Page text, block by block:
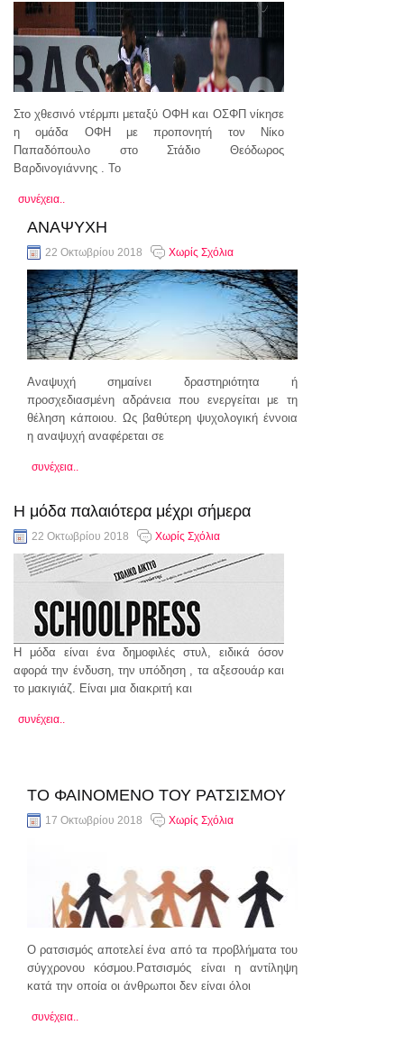
Στο χθεσινό ντέρμπι μεταξύ ΟΦΗ και ΟΣΦΠ νίκησε
η ομάδα ΟΦΗ με προπονητή τον Νίκο
Παπαδόπουλο στο Στάδιο Θεόδωρος
Βαρδινογιάννης . Το
συνέχεια..
ΑΝΑΨΥΧΗ
22 Οκτωβρίου 2018 Χωρίς Σχόλια
Αναψυχή σημαίνει δραστηριότητα ή
προσχεδιασμένη αδράνεια που ενεργείται με τη
θέληση κάποιου. Ως βαθύτερη ψυχολογική έννοια
η αναψυχή αναφέρεται σε
συνέχεια..
Η μόδα παλαιότερα μέχρι σήμερα
22 Οκτωβρίου 2018 Χωρίς Σχόλια
Η μόδα είναι ένα δημοφιλές στυλ, ειδικά όσον
αφορά την ένδυση, την υπόδηση , τα αξεσουάρ και
το μακιγιάζ. Είναι μια διακριτή και
συνέχεια..
ΤΟ ΦΑΙΝΟΜΕΝΟ ΤΟΥ ΡΑΤΣΙΣΜΟΥ
17 Οκτωβρίου 2018 Χωρίς Σχόλια
Ο ρατσισμός αποτελεί ένα από τα προβλήματα του
σύγχρονου κόσμου.Ρατσισμός είναι η αντίληψη
κατά την οποία οι άνθρωποι δεν είναι όλοι
συνέχεια..